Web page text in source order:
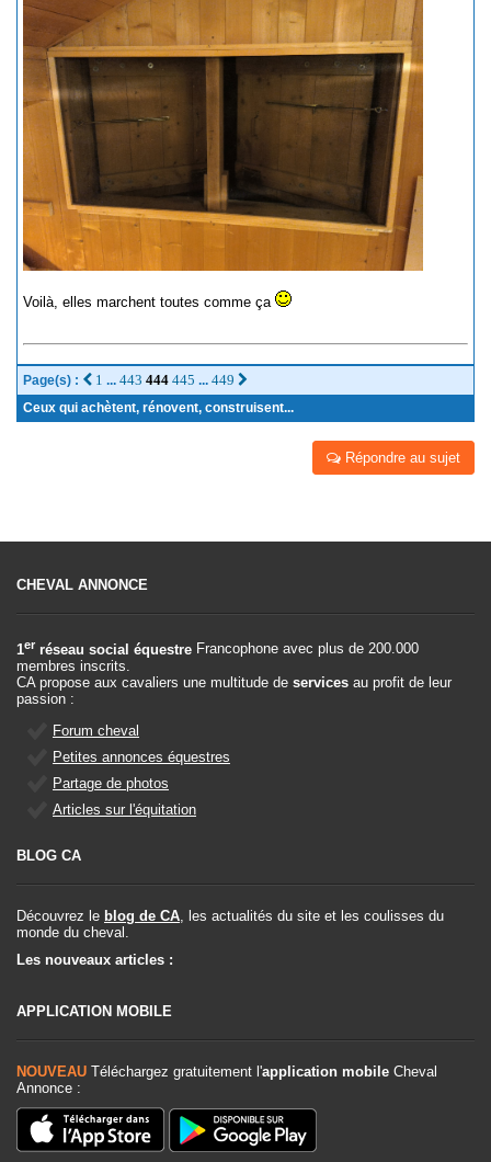
Voilà, elles marchent toutes comme ça
Page(s) : 1 ... 443 444 445 ... 449
Ceux qui achètent, rénovent, construisent...
Répondre au sujet
CHEVAL ANNONCE
1er réseau social équestre Francophone avec plus de 200.000
membres inscrits.
CA propose aux cavaliers une multitude de services au profit de leur
passion :
Forum cheval
Petites annonces équestres
Partage de photos
Articles sur l'équitation
BLOG CA
Découvrez le blog de CA , les actualités du site et les coulisses du
monde du cheval.
Les nouveaux articles :
APPLICATION MOBILE
NOUVEAU Téléchargez gratuitement l'application mobile Cheval
Annonce :